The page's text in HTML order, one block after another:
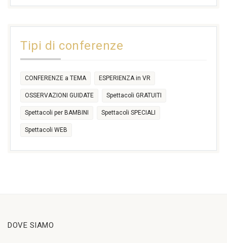
17:30
Tipi di conferenze
CONFERENZE a TEMA ESPERIENZA in VR
OSSERVAZIONI GUIDATE Spettacoli GRATUITI
Spettacoli per BAMBINI Spettacoli SPECIALI
Spettacoli WEB
DOVE SIAMO